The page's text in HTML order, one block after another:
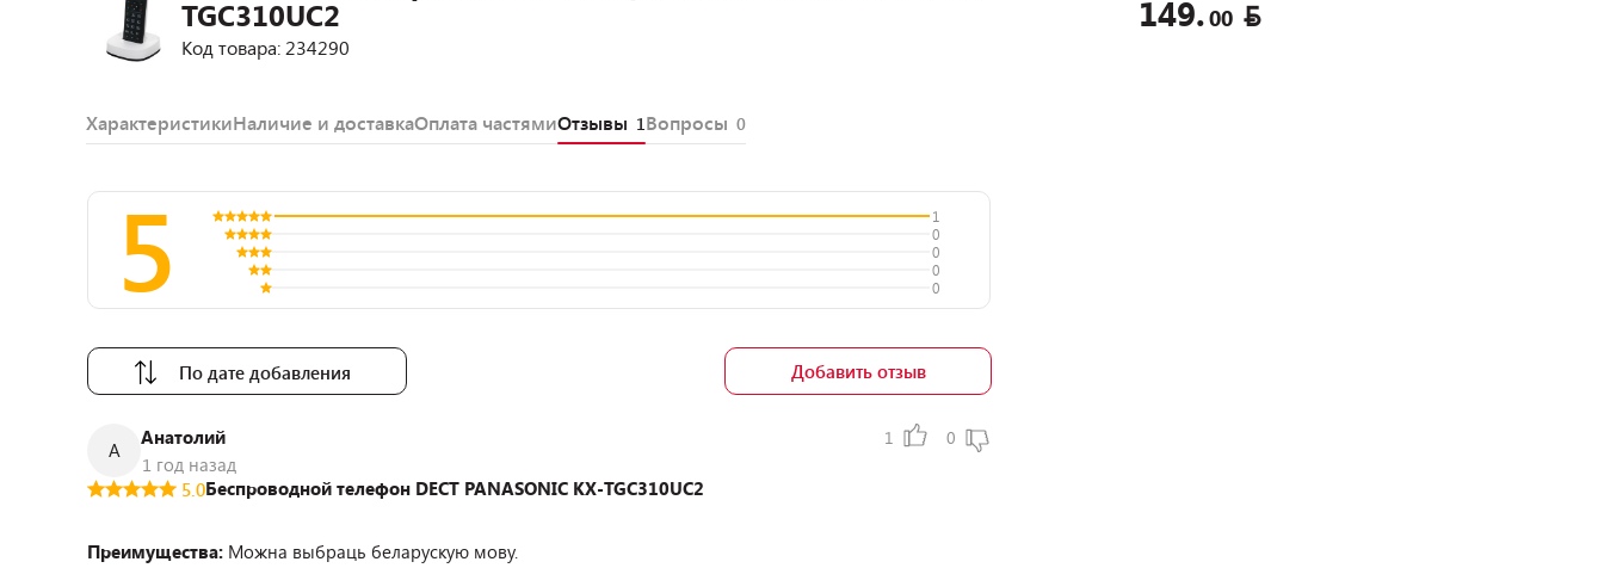
TGC310UC2
Код товара: 234290
149.00
ХарактеристикиНаличие и доставкаОплата частямиОтзывы 1Вопросы 0
5
1
0
0
0
0
По дате добавления Добавить отзыв
А
Анатолий
1 год назад
1 0
5.0Беспроводной телефон DECT PANASONIC KX-TGC310UC2
Преимущества: Можна выбраць беларускую мову.